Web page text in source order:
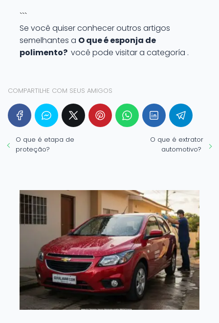
```
Se você quiser conhecer outros artigos
semelhantes a O que é esponja de
polimento? você pode visitar a categoría .
COMPARTILHE COM SEUS AMIGOS
O que é etapa de
proteção?
O que é extrator
automotivo?